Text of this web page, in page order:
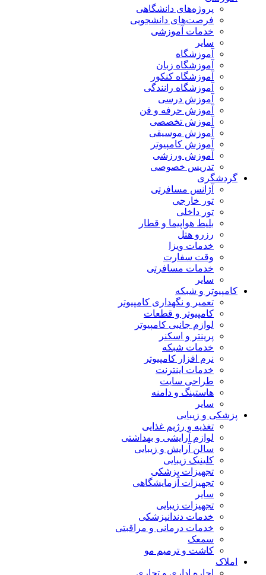
پروژه‌های دانشگاهی
فرصت‌های دانشجویی
خدمات آموزشی
سایر
آموزشگاه
آموزشگاه زبان
آموزشگاه کنکور
آموزشگاه رانندگی
آموزش درسی
آموزش حرفه و فن
آموزش تخصصی
آموزش موسیقی
آموزش کامپیوتر
آموزش ورزشی
تدریس خصوصی
گردشگری
آژانس مسافرتی
تور خارجی
تور داخلی
بلیط هواپیما و قطار
رزرو هتل
خدمات ویزا
وقت سفارت
خدمات مسافرتی
سایر
کامپیوتر و شبکه
تعمیر و نگهداری کامپیوتر
کامپیوتر و قطعات
لوازم جانبی کامپیوتر
پرینتر و اسکنر
خدمات شبکه
نرم افزار کامپیوتر
خدمات اینترنت
طراحی سایت
هاستینگ و دامنه
سایر
پزشکی و زیبایی
تغذیه و رژیم غذایی
لوازم آرایشی و بهداشتی
سالن آرایش و زیبایی
کلینیک زیبایی
تجهیزات پزشکی
تجهیزات آزمایشگاهی
سایر
تجهیزات زیبایی
خدمات دندانپزشکی
خدمات درمانی و مراقبتی
سمعک
کاشت و ترمیم مو
املاک